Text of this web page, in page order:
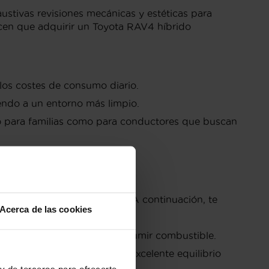
Acerca de las cookies
revisiones mecánicas y estéticas para
que adquirir un Toyota RAV4 híbrido
costes de consumo diario.
a un entorno más limpio.
familias como para conductores que buscan
caracterizan a Toyota. A continuación, te
sin necesidad de consumir combustible.
combustión, logrando un excelente equilibrio